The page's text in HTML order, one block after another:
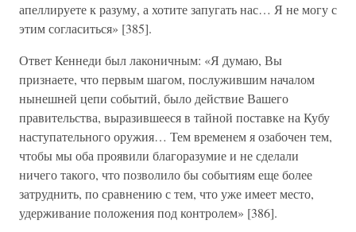
апеллируете к разуму, а хотите запугать нас… Я не могу с
этим согласиться» [385].
Ответ Кеннеди был лаконичным: «Я думаю, Вы
признаете, что первым шагом, послужившим началом
нынешней цепи событий, было действие Вашего
правительства, выразившееся в тайной поставке на Кубу
наступательного оружия… Тем временем я озабочен тем,
чтобы мы оба проявили благоразумие и не сделали
ничего такого, что позволило бы событиям еще более
затруднить, по сравнению с тем, что уже имеет место,
удерживание положения под контролем» [386].